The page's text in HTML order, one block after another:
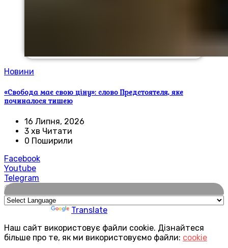
Новини
«Свобода має свою ціну»: слово Предстоятеля, яке
починалося тишею
16 Липня, 2026
3 хв Читати
0 Поширили
Facebook
Youtube
Telegram
🌍
Translate
Наш сайт використовує файли cookie. Дізнайтеся
більше про те, як ми використовуємо файли: cookie